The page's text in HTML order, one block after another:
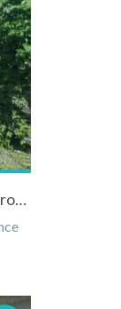
Grande demeure campagnarde à l'ambiance d'autrefois dans un environnement sain